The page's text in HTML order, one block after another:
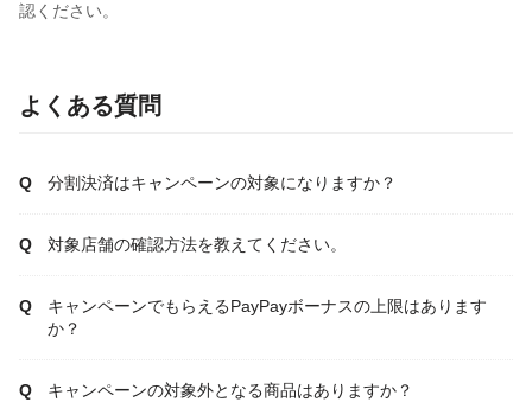
認ください。
よくある質問
分割決済はキャンペーンの対象になりますか？
対象店舗の確認方法を教えてください。
キャンペーンでもらえるPayPayボーナスの上限はあります
か？
キャンペーンの対象外となる商品はありますか？